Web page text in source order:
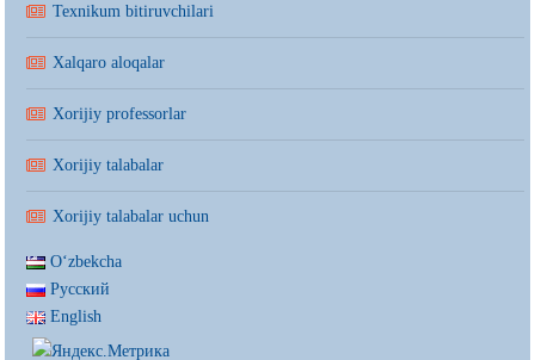
Texnikum bitiruvchilari
Xalqaro aloqalar
Xorijiy professorlar
Xorijiy talabalar
Xorijiy talabalar uchun
Oʻzbekcha
Русский
English